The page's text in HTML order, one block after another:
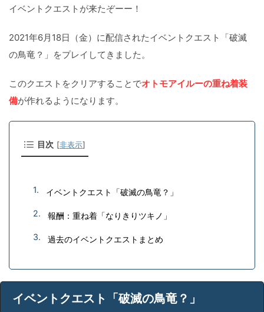
イベントクエストが来たぞーー！
2021年6月18日（金）に配信されたイベントクエスト「破滅
の鳥竜？」をプレイしてきました。
このクエストをクリアすることでオトモアイルーの重ね着装
備が作れるようになります。
目次 [非表示]
イベントクエスト「破滅の鳥竜？」
報酬：重ね着「なりきりツキノ」
過去のイベントクエストまとめ
イベントクエスト「破滅の鳥竜？」